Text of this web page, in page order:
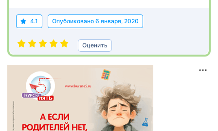
4.1 Опубликовано 6 января, 2020
Оценить